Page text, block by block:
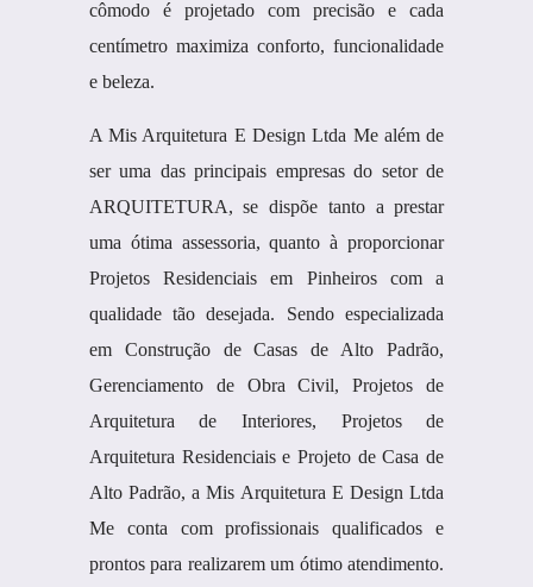
cômodo é projetado com precisão e cada
centímetro maximiza conforto, funcionalidade
e beleza.
A Mis Arquitetura E Design Ltda Me além de
ser uma das principais empresas do setor de
ARQUITETURA, se dispõe tanto a prestar
uma ótima assessoria, quanto à proporcionar
Projetos Residenciais em Pinheiros com a
qualidade tão desejada. Sendo especializada
em Construção de Casas de Alto Padrão,
Gerenciamento de Obra Civil, Projetos de
Arquitetura de Interiores, Projetos de
Arquitetura Residenciais e Projeto de Casa de
Alto Padrão, a Mis Arquitetura E Design Ltda
Me conta com profissionais qualificados e
prontos para realizarem um ótimo atendimento.